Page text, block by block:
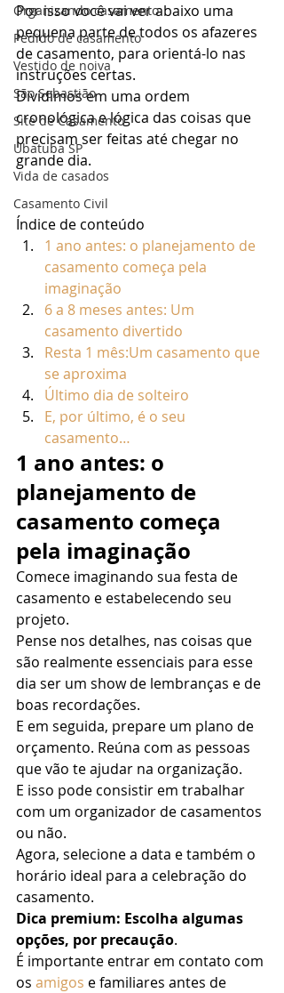
Organizando casamento
Pedido de casamento
Vestido de noiva
São Sebastião
Site de Casamento
Ubatuba SP
Vida de casados
Casamento Civil
Por isso você vai ver abaixo uma
pequena parte de todos os afazeres
de casamento, para orientá-lo nas
instruções certas.
Dividimos em uma ordem
cronológica e lógica das coisas que
precisam ser feitas até chegar no
grande dia.
Índice de conteúdo
1 ano antes: o planejamento de
casamento começa pela
imaginação
6 a 8 meses antes: Um
casamento divertido
Resta 1 mês:Um casamento que
se aproxima
Último dia de solteiro
E, por último, é o seu
casamento…
1 ano antes: o
planejamento de
casamento começa
pela imaginação
Comece imaginando sua festa de
casamento e estabelecendo seu
projeto.
Pense nos detalhes, nas coisas que
são realmente essenciais para esse
dia ser um show de lembranças e de
boas recordações.
E em seguida, prepare um plano de
orçamento. Reúna com as pessoas
que vão te ajudar na organização.
E isso pode consistir em trabalhar
com um organizador de casamentos
ou não.
Agora, selecione a data e também o
horário ideal para a celebração do
casamento.
Dica premium: Escolha algumas
opções, por precaução.
É importante entrar em contato com
os amigos e familiares antes de